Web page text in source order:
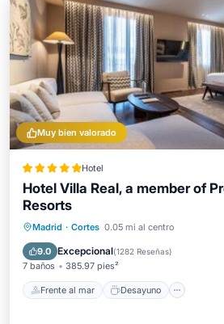
Muy bien valorado
Hotel
Hotel Villa Real, a member of
Resorts
Madrid · Cortes 0.05 mi al centro
9.0 Excepcional(1282 Reseñas)
7 baños 385.97 pies²
Frente al mar Desayuno
Estación de carga para vehículos
Aparcamiento